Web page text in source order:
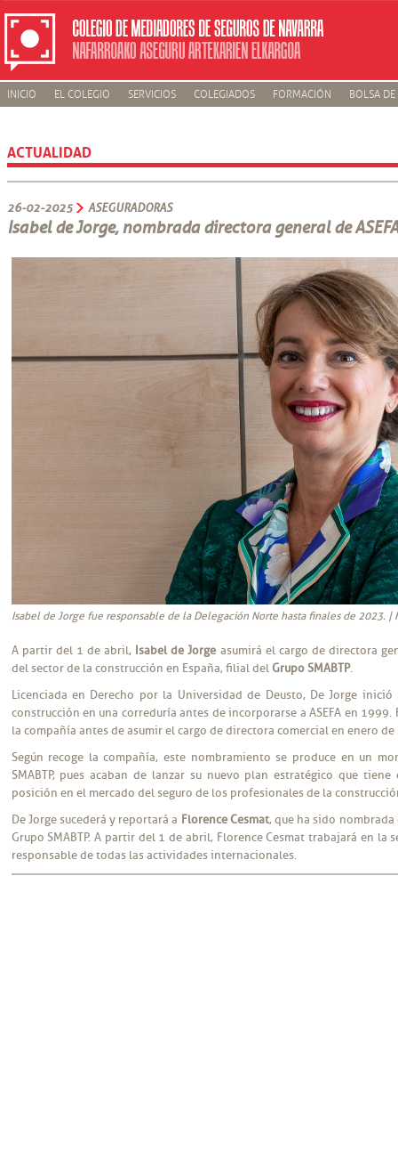
INICIO EL COLEGIO SERVICIOS COLEGIADOS FORMACIÓN BOLSA
ACTUALIDAD
26-02-2025 ASEGURADORAS
Isabel de Jorge, nombrada directora general de ASEFA
Isabel de Jorge fue responsable de la Delegación Norte hasta finales de 2023. |
A partir del 1 de abril, Isabel de Jorge asumirá el cargo de directora
del sector de la construcción en España, filial delGrupo SMABTP.
Licenciada en Derecho por la Universidad de Deusto, De Jorge
construcción en una correduría antes de incorporarse a ASEFA en
la compañía antes de asumir el cargo de directora comercial en enero de
Según recoge la compañía, este nombramiento se produce en un
SMABTP, pues acaban de lanzar su nuevo plan estratégico que
posición en el mercado del seguro de los profesionales de la
De Jorge sucederá y reportará a Florence Cesmat, que ha sido
Grupo SMABTP. A partir del 1 de abril, Florence Cesmat trabajará en la
responsable de todas las actividades internacionales.